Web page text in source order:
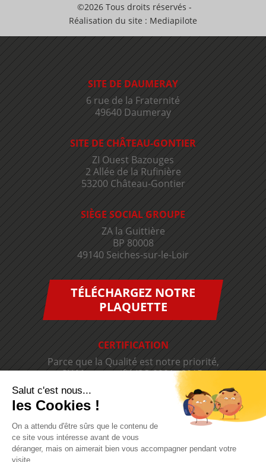
Salut c'est nous...
les Cookies !
On a attendu d'être sûrs que le contenu de
ce site vous intéresse avant de vous
déranger, mais on aimerait bien vous accompagner pendant votre
visite...
©2026 Tous droits réservés
Réalisation du site : Mediapilote
SITE DE DAUMERAY
6 rue de la Fraternité
49640 Daumeray
SITE DE CHÂTEAU-GONTIER
ZI Ouest Bazouges
2 Allée de la Rufinière
53200 Château-Gontier
SIÈGE SOCIAL GROUPE
ZA la Guittière
BP 80008
49140 Seiches-sur-le-Loir
TÉLÉCHARGEZ NOTRE
PLAQUETTE
CERTIFICATION
Parce que la Qualité est notre priorité,
SIAM est certifié ISO 9001 v2015.